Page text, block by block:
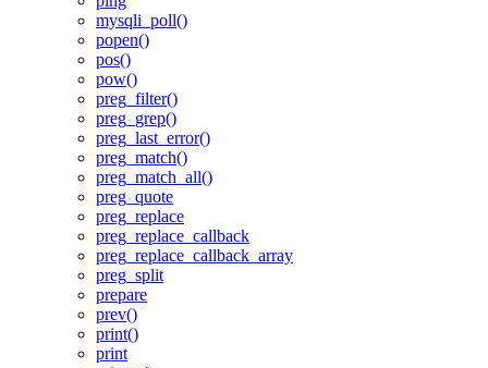
mysqli_poll()
popen()
pos()
pow()
preg_filter()
preg_grep()
preg_last_error()
preg_match()
preg_match_all()
preg_quote
preg_replace
preg_replace_callback
preg_replace_callback_array
preg_split
prepare
prev()
print()
print